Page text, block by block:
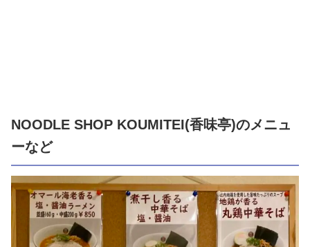
NOODLE SHOP KOUMITEI(香味亭)のメニュ
ーなど